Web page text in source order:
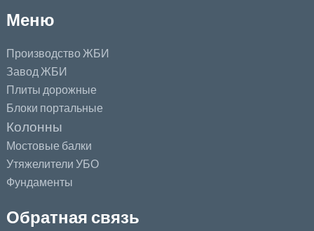
Меню
Производство ЖБИ
Завод ЖБИ
Плиты дорожные
Блоки портальные
Колонны
Мостовые балки
Утяжелители УБО
Фундаменты
Обратная связь